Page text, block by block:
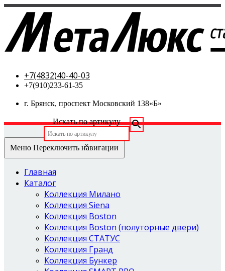
+7(4832)40-40-03
+7(910)233-61-35
г. Брянск, проспект Московский 138«Б»
Искать по артикулу
×
Меню Переключить навигации
Главная
Каталог
Коллекция Милано
Коллекция Siena
Коллекция Boston
Коллекция Boston (полуторные двери)
Коллекция СТАТУС
Коллекция Гранд
Коллекция Бункер